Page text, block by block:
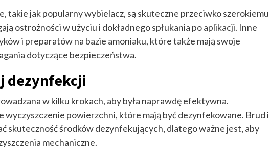
takie jak popularny wybielacz, są skuteczne przeciwko szerokiemu
ostrożności w użyciu i dokładnego spłukania po aplikacji. Inne
i preparatów na bazie amoniaku, które także mają swoje
dotyczące bezpieczeństwa.
dezynfekcji
w kilku krokach, aby była naprawdę efektywna.
wyczyszczenie powierzchni, które mają być dezynfekowane. Brud i
skuteczność środków dezynfekujących, dlatego ważne jest, aby
mechaniczne.